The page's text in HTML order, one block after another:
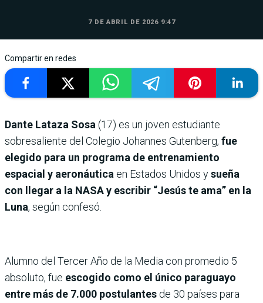
7 DE ABRIL DE 2026 9:47
Compartir en redes
Dante Lataza Sosa (17) es un joven estudiante
sobresaliente del Colegio Johannes Gutenberg, fue
elegido para un programa de entrenamiento
espacial y aeronáutica en Estados Unidos ysueña
con llegar a la NASA y escribir “Jesús te ama” en la
Luna, según confesó.
Alumno del Tercer Año de la Media con promedio 5
absoluto, fue escogido como el único paraguayo
entre más de 7.000 postulantes de 30 países para